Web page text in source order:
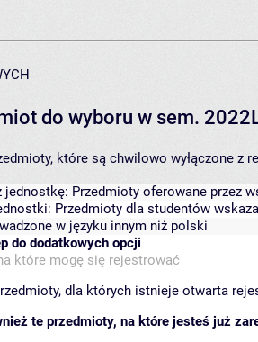
do wyboru w sem.
które są chwilowo wyłączone z
jednostkę: Przedmioty oferowane przez
Przedmioty dla studentów
w języku innym niż polski
do dodatkowych opcji
które mogę się rejestrować
dla których istnieje otwarta
te przedmioty, na które jesteś już